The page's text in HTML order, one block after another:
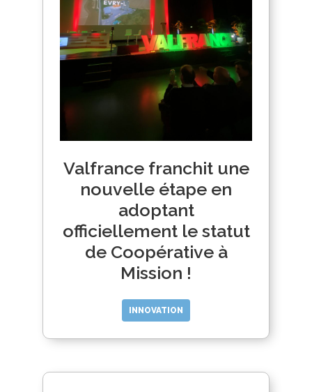
Valfrance franchit une
nouvelle étape en
adoptant
officiellement le statut
de Coopérative à
Mission !
INNOVATION